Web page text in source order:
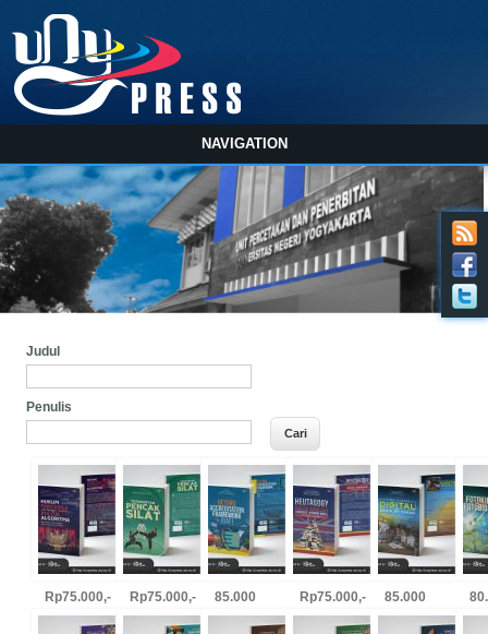
NAVIGATION
Judul
Penulis
Rp75.000,- Rp75.000,- 85.000 Rp75.000,- 85.000